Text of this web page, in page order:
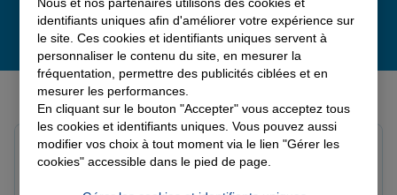
Derniers avis de nos agences Allianz
Note de 5 sur 5
Yori A.
identifiants uniques afin d'améliorer votre expérience sur
le site. Ces cookies et identifiants uniques servent à
personnaliser le contenu du site, en mesurer la
fréquentation, permettre des publicités ciblées et en
mesurer les performances.
En cliquant sur le bouton "Accepter" vous acceptez tous
les cookies et identifiants uniques. Vous pouvez aussi
modifier vos choix à tout moment via le lien "Gérer les
cookies" accessible dans le pied de page.